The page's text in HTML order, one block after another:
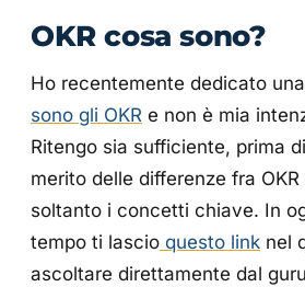
OKR cosa sono?
Ho recentemente dedicato
sono gli OKR e non è mia
Ritengo sia sufficiente, prima
merito delle differenze fra
soltanto i concetti chiave. In
tempo ti lascio questo link nel
ascoltare direttamente dal